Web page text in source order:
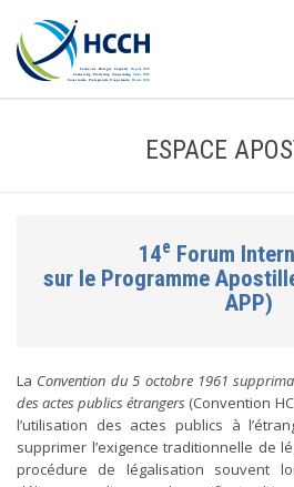
ESPACE
14e Forum
sur le Programme
APP)
La Convention du 5 octobre 1961
des actes publics étrangers (Convention
l’utilisation des actes publics à
supprimer l’exigence traditionnelle de
procédure de légalisation souvent